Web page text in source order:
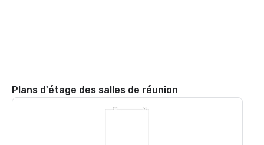
Plans d'étage des salles de réunion